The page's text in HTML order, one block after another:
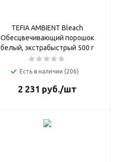
TEFIA AMBIENT Bleach
Обесцвечивающий порошок
белый, экстрабыстрый 500 г
Есть в наличии (206)
2 231 руб./шт